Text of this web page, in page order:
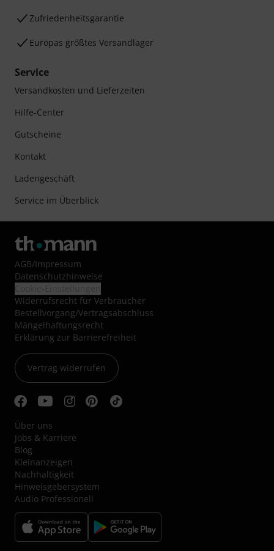
Zufriedenheitsgarantie
Europas größtes Versandlager
Service
Versandkosten und Lieferzeiten
Hilfe-Center
Gutscheine
Kontakt
Ladengeschäft
Service im Überblick
AGB/Impressum
Datenschutzhinweise
Widerrufsrecht für Verbraucher
Bestellvorgang/Vertragsabschluss
Mängelhaftungsrecht
Erklärung zur Barrierefreiheit
Vertrag widerrufen
Über uns
Jobs & Karriere
Blog
Kleinanzeigen
Nachhaltigkeit
Hinweisgebersystem
Audio Professionell